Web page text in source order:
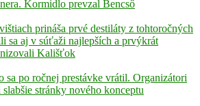
Kormidlo prevzal Bencső
prináša prvé destiláty z tohtoročných
sa aj v súťaži najlepších a prvýkrát
Kališťok
sa po ročnej prestávke vrátil. Organizátori
stránky nového konceptu